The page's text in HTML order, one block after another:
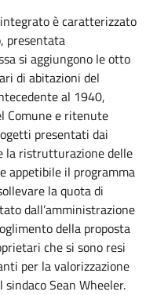
è caratterizzato
presentata
si aggiungono le otto
di abitazioni del
al 1940,
Comune e ritenute
presentati dai
la ristrutturazione delle
appetibile il programma
la quota di
dall’amministrazione
della proposta
che si sono resi
per la valorizzazione
Sean Wheeler.